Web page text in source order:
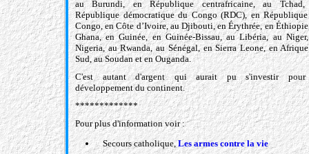
au Burundi, en République centrafricaine, au
République démocratique du Congo (RDC), en
Congo, en Côte d’Ivoire, au Djibouti, en Érythrée, en
Ghana, en Guinée, en Guinée-Bissau, au Libéria, au
Nigeria, au Rwanda, au Sénégal, en Sierra Leone, en
Sud, au Soudan et en Ouganda.
C'est autant d'argent qui aurait pu s'investir
développement du continent.
*************
Pour plus d'information voir :
Secours catholique,Les armes contre la vie